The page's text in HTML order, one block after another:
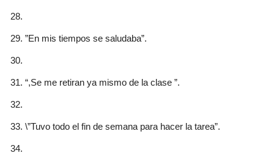
”En mis tiempos se saludaba”.
“,Se me retiran ya mismo de la clase ”.
\”Tuvo todo el fin de semana para hacer la tarea”.